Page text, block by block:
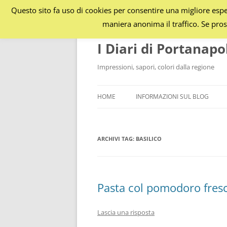
I Diari di
Impressioni, sapori, colori dalla regione
HOME INFORMAZIONI SUL BLOG
ARCHIVI TAG: BASILICO
Pasta col pomodoro
Lascia una risposta
Questo sito fa uso di cookies per consentire una migliore
maniera anonima il traffico. Se